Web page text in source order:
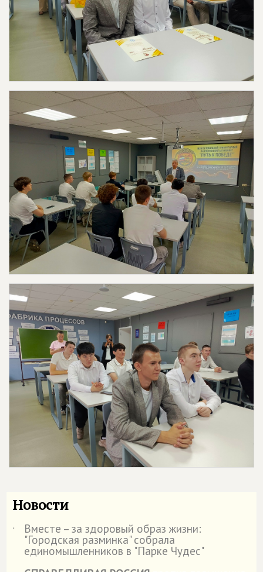
Новости
˙ Вместе – за здоровый образ жизни:
"Городская разминка" собрала
единомышленников в "Парке Чудес"